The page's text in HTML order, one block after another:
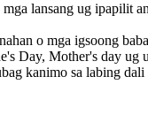
lansang ug ipapilit
o mga igsoong
Day, Mother's day ug
kanimo sa labing